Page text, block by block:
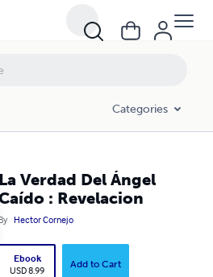
Categories
La Verdad Del Ángel
: Revelacion
By Hector Cornejo
Ebook
USD 8.99
Add to Cart